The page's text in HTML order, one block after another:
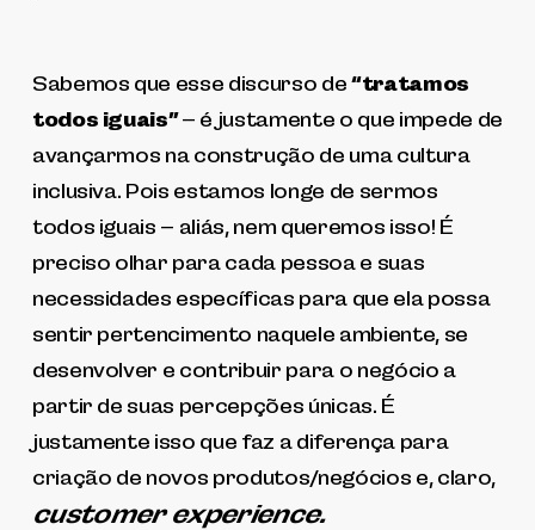
Sabemos que esse discurso de“tratamos
todos iguais”– é justamente o que impede de
avançarmos na construção de uma cultura
inclusiva. Pois estamos longe de sermos
todos iguais – aliás, nem queremos isso! É
preciso olhar para cada pessoa e suas
necessidades específicas para que ela possa
sentir pertencimento naquele ambiente, se
desenvolver e contribuir para o negócio a
partir de suas percepções únicas. É
justamente isso que faz a diferença para
criação de novos produtos/negócios e, claro,
customer experience.